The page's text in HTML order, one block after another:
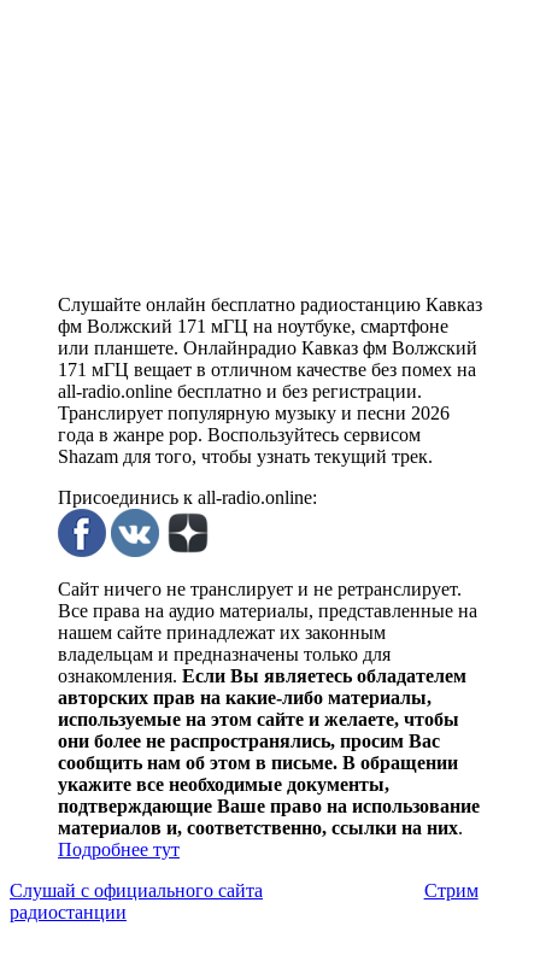
Слушайте онлайн бесплатно радиостанцию Кавказ
фм Волжский 171 мГЦ на ноутбуке, смартфоне
или планшете. Онлайнрадио Кавказ фм Волжский
171 мГЦ вещает в отличном качестве без помех на
all-radio.online бесплатно и без регистрации.
Транслирует популярную музыку и песни 2026
года в жанре pop. Воспользуйтесь сервисом
Shazam для того, чтобы узнать текущий трек.
Присоединись к all-radio.online:
Сайт ничего не транслирует и не ретранслирует.
Все права на аудио материалы, представленные на
нашем сайте принадлежат их законным
владельцам и предназначены только для
ознакомления. Если Вы являетесь обладателем
авторских прав на какие-либо материалы,
используемые на этом сайте и желаете, чтобы
они более не распространялись, просим Вас
сообщить нам об этом в письме. В обращении
укажите все необходимые документы,
подтверждающие Ваше право на использование
материалов и, соответственно, ссылки на них.
Подробнее тут
Слушай с официального сайта
Стрим
радиостанции